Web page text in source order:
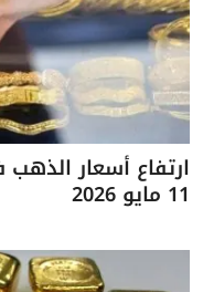
ارتفاع أسعار
11 مايو 2026